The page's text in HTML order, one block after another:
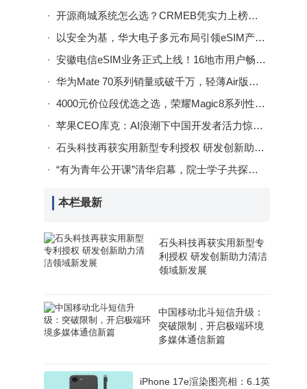
开源商城系统怎么选？CRMEB凭实力上榜，助力企业高效经营！
以安全为基，华大电子多元布局引领eSIM产业迈向新高度
安徽电信eSIM业务正式上线！16地市用户畅享“无卡”便捷通信新体验
华为Mate 70系列销量或破千万，轻薄Air版备案亮相，高端矩阵再扩容
4000元价位段优选之选，荣耀Magic8系列性能影像AI全拉满
苹果CEO库克：AI浪潮下中国开发者活力惊人，积极拥抱技术变革
石头科技再获实用新型专利授权 研发创新助力清洁领域新发展
“有为青年公开课”清华启幕，院士学子共探智能共生新未来
本栏最新
石头科技再获实用新型专
利授权 研发创新助力清洁
领域新发展
中国移动北斗短信升级：
突破限制，开启极端环境
多媒体通信新篇
iPhone 17e渲染图亮相：6.1英